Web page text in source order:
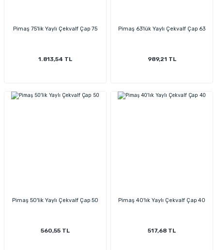
Pimaş 75'lik Yaylı Çekvalf Çap 75
1.813,54 TL
Pimaş 63'lük Yaylı Çekvalf Çap 63
989,21 TL
Pimaş 50'lik Yaylı Çekvalf Çap 50
560,55 TL
Pimaş 40'lık Yaylı Çekvalf Çap 40
517,68 TL